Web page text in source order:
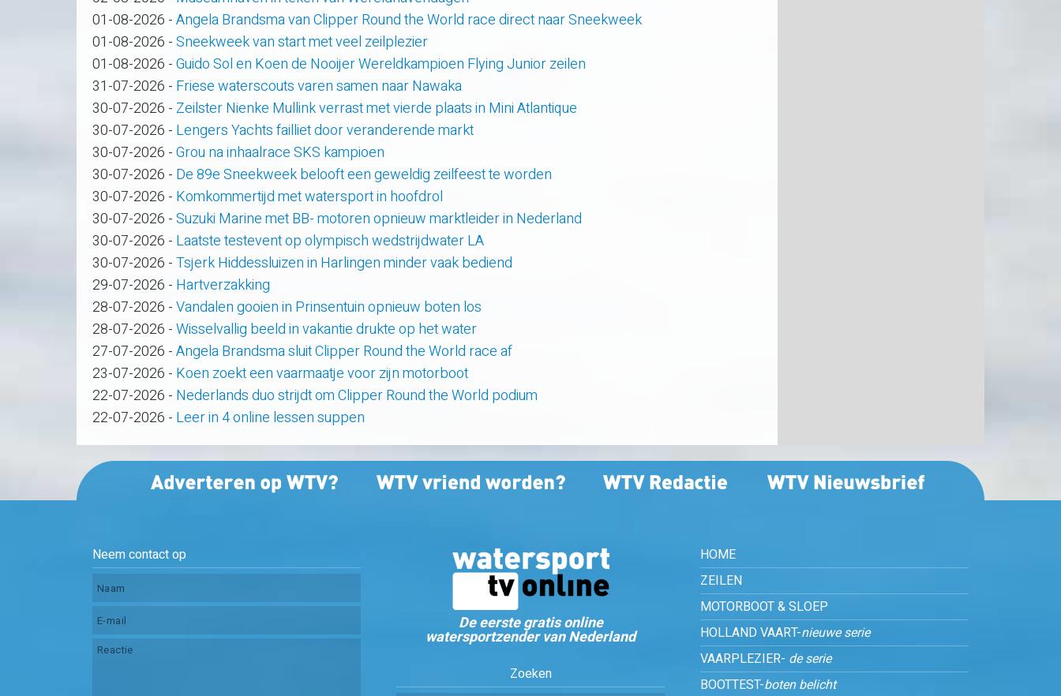
01-08-2026 -Angela Brandsma van Clipper Round the World race direct naar Sneekweek
01-08-2026 -Sneekweek van start met veel zeilplezier
01-08-2026 -Guido Sol en Koen de Nooijer Wereldkampioen Flying Junior zeilen
31-07-2026 - Friese waterscouts varen samen naar Nawaka
30-07-2026 - Zeilster Nienke Mullink verrast met vierde plaats in Mini Atlantique
30-07-2026 - Lengers Yachts failliet door veranderende markt
30-07-2026 -Grou na inhaalrace SKS kampioen
30-07-2026 - De 89e Sneekweek belooft een geweldig zeilfeest te worden
30-07-2026 - Komkommertijd met watersport in hoofdrol
30-07-2026 -Suzuki Marine met BB- motoren opnieuw marktleider in Nederland
30-07-2026 - Laatste testevent op olympisch wedstrijdwater LA
30-07-2026 -Tsjerk Hiddessluizen in Harlingen minder vaak bediend
29-07-2026 - Hartverzakking
28-07-2026 -Vandalen gooien in Prinsentuin opnieuw boten los
28-07-2026 -Wisselvallig beeld in vakantie drukte op het water
27-07-2026 -Angela Brandsma sluit Clipper Round the World race af
23-07-2026 - Koen zoekt een vaarmaatje voor zijn motorboot
22-07-2026 - Nederlands duo strijdt om Clipper Round the World podium
22-07-2026 - Leer in 4 online lessen suppen
Neem contact op
De eerste gratis online
watersportzender van Nederland
Zoeken
HOME
ZEILEN
MOTORBOOT & SLOEP
HOLLAND VAART-nieuwe serie
VAARPLEZIER- de serie
BOOTTEST-boten belicht